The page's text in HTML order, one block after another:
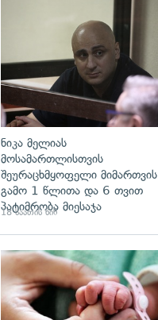
ნიკა მელიას
მოსამართლისთვის
შეურაცხმყოფელი მიმართვის
გამო 1 წლითა და 6 თვით
პატიმრობა მიესაჯა
18 საათის წინ